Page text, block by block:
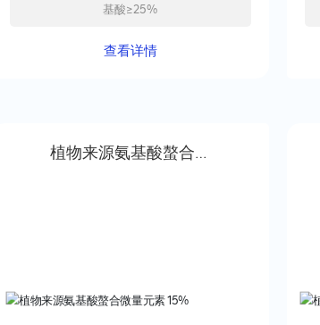
基酸≥25%
查看详情
植物来源氨基酸螯合微